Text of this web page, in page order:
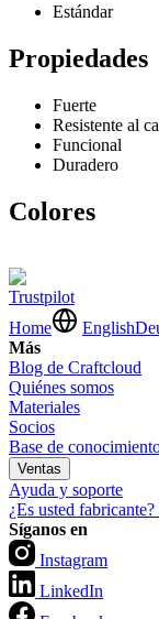
Estándar
Propiedades
Fuerte
Resistente al
Funcional
Duradero
Colores
Trustpilot
Home
English
Más
Blog de Craftcloud
Quiénes somos
Materiales
Socios
Base de
Ventas
Ayuda y soporte
¿Es usted
Síganos en
Instagram
LinkedIn